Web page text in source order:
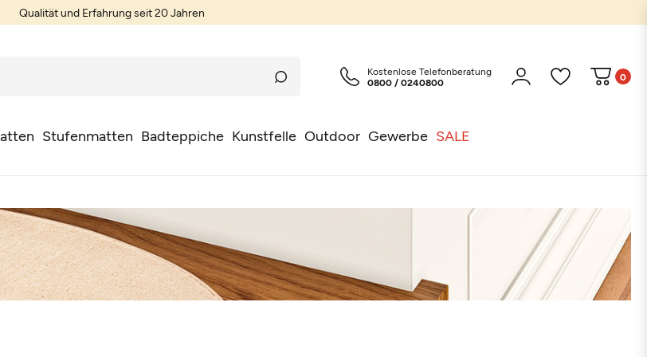
Qualität und Erfahrung seit 20 Jahren
Stufenmatten Badteppiche Kunstfelle Outdoor Gewerbe SALE
Kostenlose Telefonberatung
0800 / 0240800
0